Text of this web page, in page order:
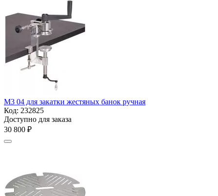
М3 04 для закатки жестяных банок ручная
Код: 232825
Доступно для заказа
30 800 ₽